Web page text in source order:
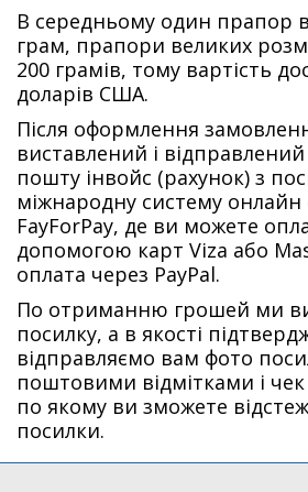
В середньому один прапор
грам, прапори великих
200 грамів, тому вартість
доларів США.
Після оформлення
виставлений і
пошту інвойс (рахунок) з
міжнародну систему онлайн
FayForPay, де ви можете
допомогою карт Viza або
оплата через PayPal.
По отриманню грошей ми
посилку, а в якості
відправляємо вам фото
поштовими відмітками і
по якому ви зможете
посилки.